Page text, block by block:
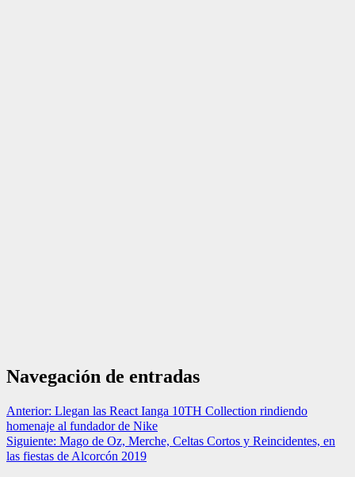
Navegación de entradas
Anterior: Llegan las React Ianga 10TH Collection rindiendo
homenaje al fundador de Nike
Siguiente: Mago de Oz, Merche, Celtas Cortos y Reincidentes, en
las fiestas de Alcorcón 2019